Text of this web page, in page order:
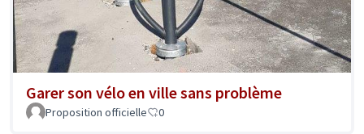
Garer son vélo en ville sans problème
Proposition officielle 0